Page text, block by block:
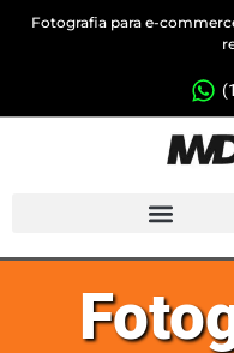
Fotografia para e-